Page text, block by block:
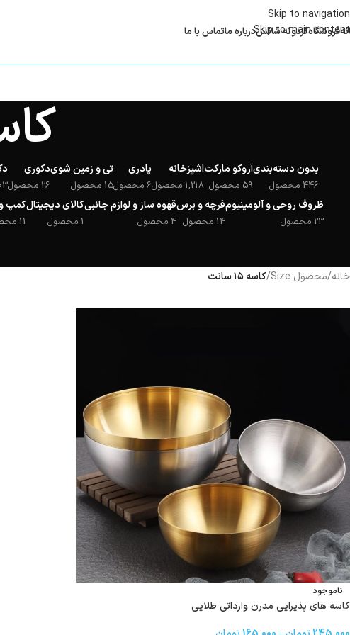
Skip to navigation
Skip to main content
فروشگاهگردونه شانسدرباره ماتماس با ما
کاسه
بدون دسته‌بندی
446 محصول
آروکو مارکت
59 محصول
اشپزخانه
1,218 محصول
پادری
6 محصول
تی و زمین شوی
15 محصول
دکوری
26 محصول 103
ظروف روحی و آلومینیوم
23 محصول
فرچه و برس
14 محصول
قهوه ساز و لوازم جانبی
4 محصول
کالای دیجیتال
1 محصول
کمپ
11 محصول
خانه/محصول Size /کاسه ۱۵ سانت
ناموجود
کاسه های پذیرایی مدرن وارداتی طلایی